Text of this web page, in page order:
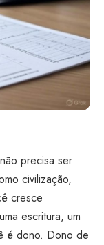
precisa ser
civilização,
cresce
escritura, um
é dono. Dono de